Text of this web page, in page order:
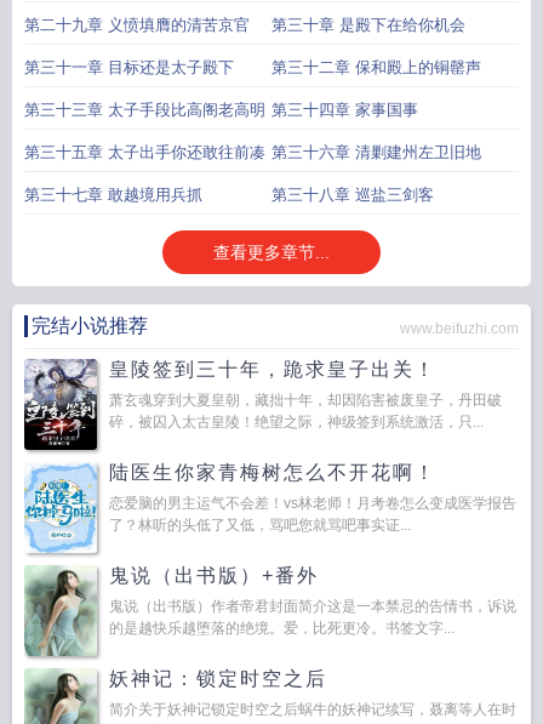
第二十九章 义愤填膺的清苦京官 第三十章 是殿下在给你机会
第三十一章 目标还是太子殿下 第三十二章 保和殿上的铜罄声
第三十三章 太子手段比高阁老高明 第三十四章 家事国事
第三十五章 太子出手你还敢往前凑 第三十六章 清剿建州左卫旧地
第三十七章 敢越境用兵抓 第三十八章 巡盐三剑客
查看更多章节...
完结小说推荐 www.beifuzhi.com
皇陵签到三十年，跪求皇子出关！
萧玄魂穿到大夏皇朝，藏拙十年，却因陷害被废皇子，丹田破
碎，被囚入太古皇陵！绝望之际，神级签到系统激活，只...
陆医生你家青梅树怎么不开花啊！
恋爱脑的男主运气不会差！vs林老师！月考卷怎么变成医学报告
了？林听的头低了又低，骂吧您就骂吧事实证...
鬼说（出书版）+番外
鬼说（出书版）作者帝君封面简介这是一本禁忌的告情书，诉说
的是越快乐越堕落的绝境。爱，比死更冷。书签文字...
妖神记：锁定时空之后
简介关于妖神记锁定时空之后蜗牛的妖神记续写，聂离等人在时